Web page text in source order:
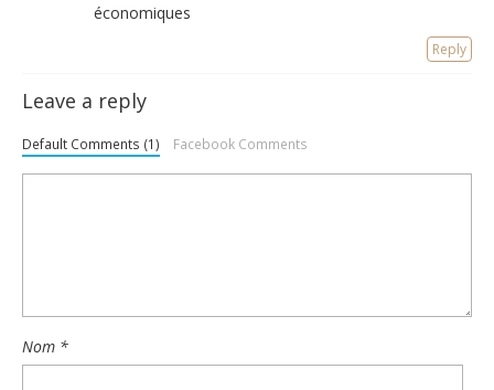
économiques
Reply
Leave a reply
Default Comments (1) Facebook Comments
Nom *